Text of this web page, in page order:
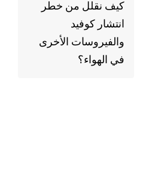
كيف نقلل من خطر
انتشار كوفيد
والفيروسات الأخرى
في الهواء؟